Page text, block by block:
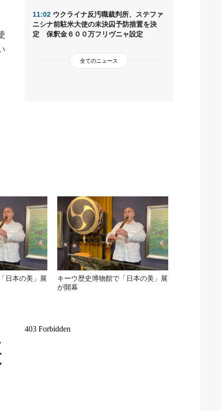
11:02 ウクライナ反汚職裁判所、ステファ
ニシナ前駐米大使の未決囚予防措置を決
定 保釈金６００万フリヴニャ設定
全てのニュース
日本の美」展
キーウ歴史博物館で「日本の美」展
が開幕